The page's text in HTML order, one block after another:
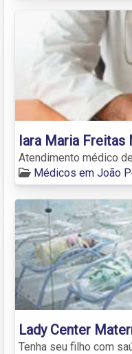
Iara Maria Freitas
Atendimento médico
Médicos em João
Lady Center
Tenha seu filho com